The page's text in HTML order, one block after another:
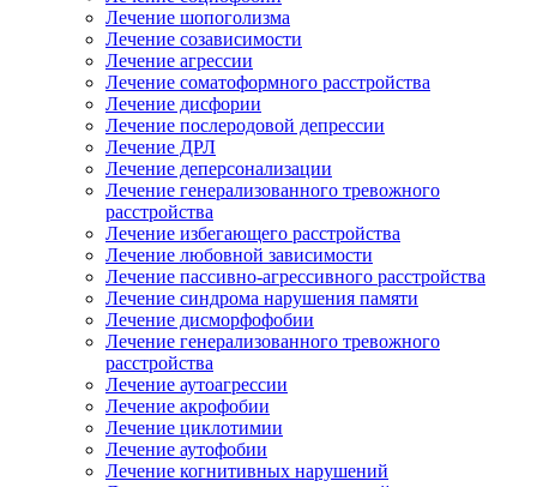
Лечение шопоголизма
Лечение созависимости
Лечение агрессии
Лечение соматоформного расстройства
Лечение дисфории
Лечение послеродовой депрессии
Лечение ДРЛ
Лечение деперсонализации
Лечение генерализованного тревожного
расстройства
Лечение избегающего расстройства
Лечение любовной зависимости
Лечение пассивно-агрессивного расстройства
Лечение синдрома нарушения памяти
Лечение дисморфофобии
Лечение генерализованного тревожного
расстройства
Лечение аутоагрессии
Лечение акрофобии
Лечение циклотимии
Лечение аутофобии
Лечение когнитивных нарушений